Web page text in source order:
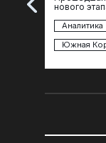
нового
импорта
Аналитика
Южная